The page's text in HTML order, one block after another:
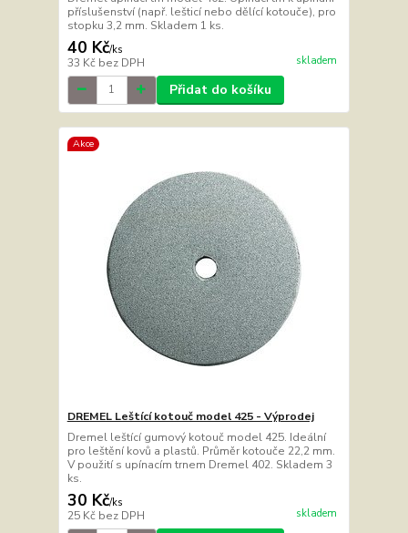
příslušenství (např. lešticí nebo dělící kotouče), pro
stopku 3,2 mm. Skladem 1 ks.
40 Kč/ks
33 Kč bez DPH skladem
Přidat do košíku
Akce
DREMEL Leštící kotouč model 425 - Výprodej
Dremel leštící gumový kotouč model 425. Ideální
pro leštění kovů a plastů. Průměr kotouče 22,2 mm.
V použití s upínacím trnem Dremel 402. Skladem 3
ks.
30 Kč/ks
25 Kč bez DPH skladem